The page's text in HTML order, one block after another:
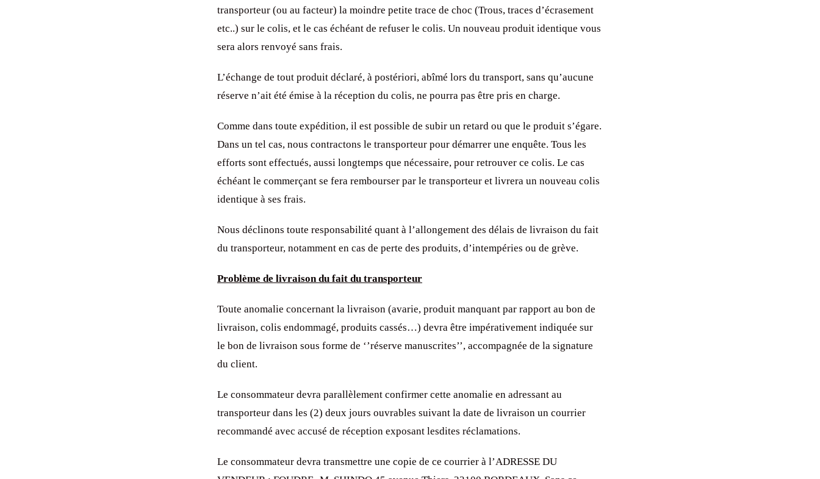
transporteur (ou au facteur) la moindre petite trace de choc (Trous, traces d’écrasement
etc..) sur le colis, et le cas échéant de refuser le colis. Un nouveau produit identique vous
sera alors renvoyé sans frais.
L’échange de tout produit déclaré, à postériori, abîmé lors du transport, sans qu’aucune
réserve n’ait été émise à la réception du colis, ne pourra pas être pris en charge.
Comme dans toute expédition, il est possible de subir un retard ou que le produit s’égare.
Dans un tel cas, nous contractons le transporteur pour démarrer une enquête. Tous les
efforts sont effectués, aussi longtemps que nécessaire, pour retrouver ce colis. Le cas
échéant le commerçant se fera rembourser par le transporteur et livrera un nouveau colis
identique à ses frais.
Nous déclinons toute responsabilité quant à l’allongement des délais de livraison du fait
du transporteur, notamment en cas de perte des produits, d’intempéries ou de grève.
Problème de livraison du fait du transporteur
Toute anomalie concernant la livraison (avarie, produit manquant par rapport au bon de
livraison, colis endommagé, produits cassés…) devra être impérativement indiquée sur
le bon de livraison sous forme de ‘’réserve manuscrites’’, accompagnée de la signature
du client.
Le consommateur devra parallèlement confirmer cette anomalie en adressant au
transporteur dans les (2) deux jours ouvrables suivant la date de livraison un courrier
recommandé avec accusé de réception exposant lesdites réclamations.
Le consommateur devra transmettre une copie de ce courrier à l’ADRESSE DU